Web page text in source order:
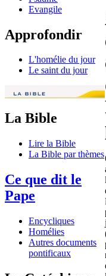
Evangile
Approfondir
L'homélie du jour
Le saint du jour
La Bible
Lire la Bible
La Bible par thèmes
Ce que dit le
Pape
Encycliques
Homélies
Autres documents
pontificaux